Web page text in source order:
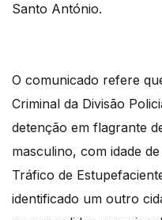
Santo António.
O comunicado refere
Criminal da Divisão
detenção em flagrante
masculino, com idade
Tráfico de
identificado um outro